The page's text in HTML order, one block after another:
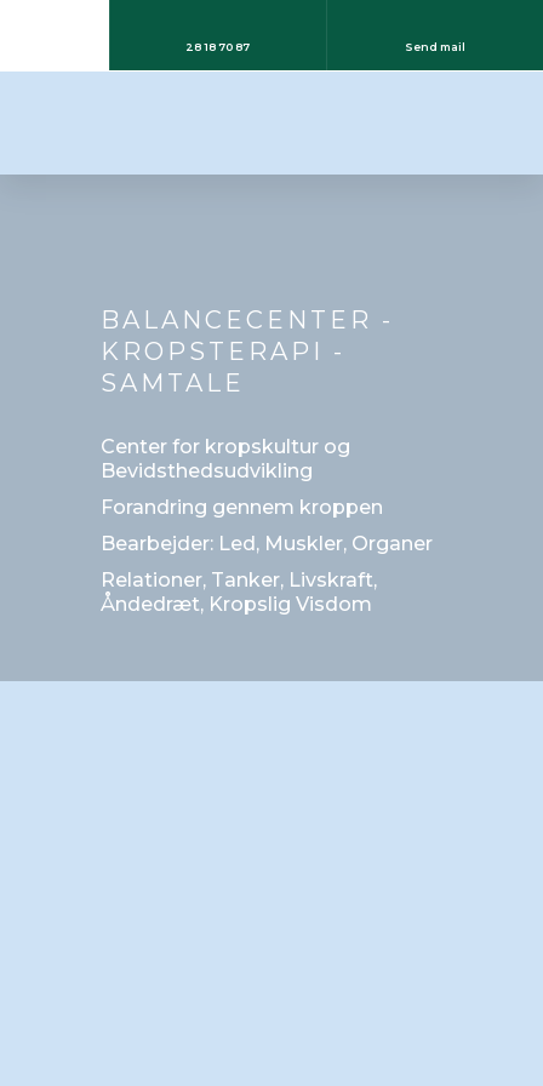
28 18 70 87 Send mail
BALANCECENTER -
KROPSTERAPI -
SAMTALE
​Center for kropskultur og
Bevidsthedsudvikling
Forandring gennem kroppen
Bearbejder: Led, Muskler, Organer
Relationer, Tanker, Livskraft,
Åndedræt, Kropslig Visdom